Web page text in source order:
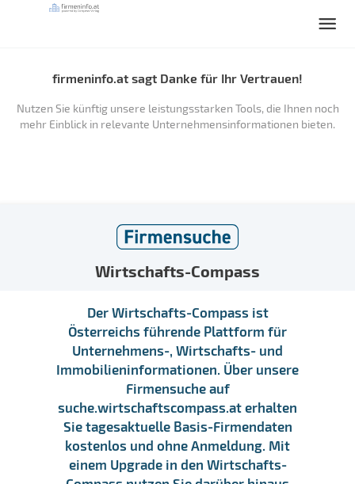
firmeninfo.at sagt Danke für Ihr Vertrauen!
Nutzen Sie künftig unsere leistungsstarken Tools, die Ihnen noch
mehr Einblick in relevante Unternehmensinformationen bieten.
Wirtschafts-Compass
Der Wirtschafts-Compass ist
Österreichs führende Plattform für
Unternehmens-, Wirtschafts- und
Immobilieninformationen. Über unsere
Firmensuche auf
suche.wirtschaftscompass.at erhalten
Sie tagesaktuelle Basis-Firmendaten
kostenlos und ohne Anmeldung. Mit
einem Upgrade in den Wirtschafts-